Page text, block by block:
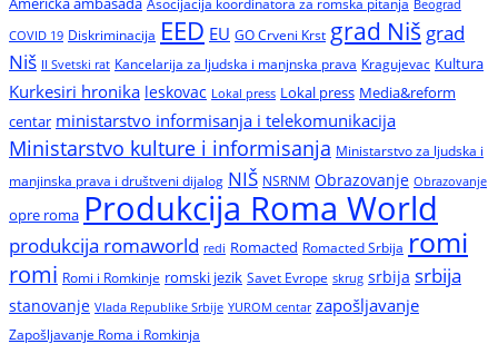
Asocijacija koordinatora za romska pitanja Beograd
COVID 19 Diskriminacija EED EU GO Crveni Krst grad Niš grad
Niš II Svetski rat Kancelarija za ljudska i manjnska prava Kragujevac Kultura
Kurkesiri hronika leskovac Lokal press Lokal press Media&reform
centar ministarstvo informisanja i telekomunikacija
Ministarstvo kulture i informisanja Ministarstvo za ljudska i
manjinska prava i društveni dijalog NIŠ NSRNM Obrazovanje Obrazovanje
opre roma Produkcija Roma World
produkcija romaworld redi Romacted Romacted Srbija romi
romi Romi i Romkinje romski jezik Savet Evrope skrug srbija srbija
stanovanje Vlada Republike Srbije YUROM centar zapošljavanje
Zapošljavanje Roma i Romkinja